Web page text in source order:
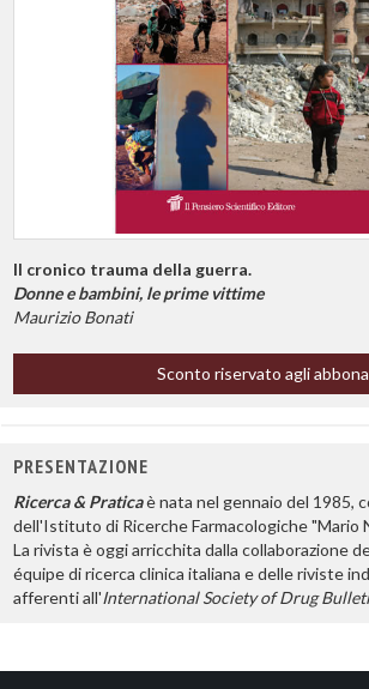
Il cronico trauma della guerra.
Donne e bambini, le prime vittime
Maurizio Bonati
Sconto riservato agli
PRESENTAZIONE
Ricerca & Praticaè nata nel gennaio del 1985,
dell'Istituto di Ricerche Farmacologiche "Mario
La rivista è oggi arricchita dalla collaborazione
équipe di ricerca clinica italiana e delle riviste
afferenti all'International Society of Drug